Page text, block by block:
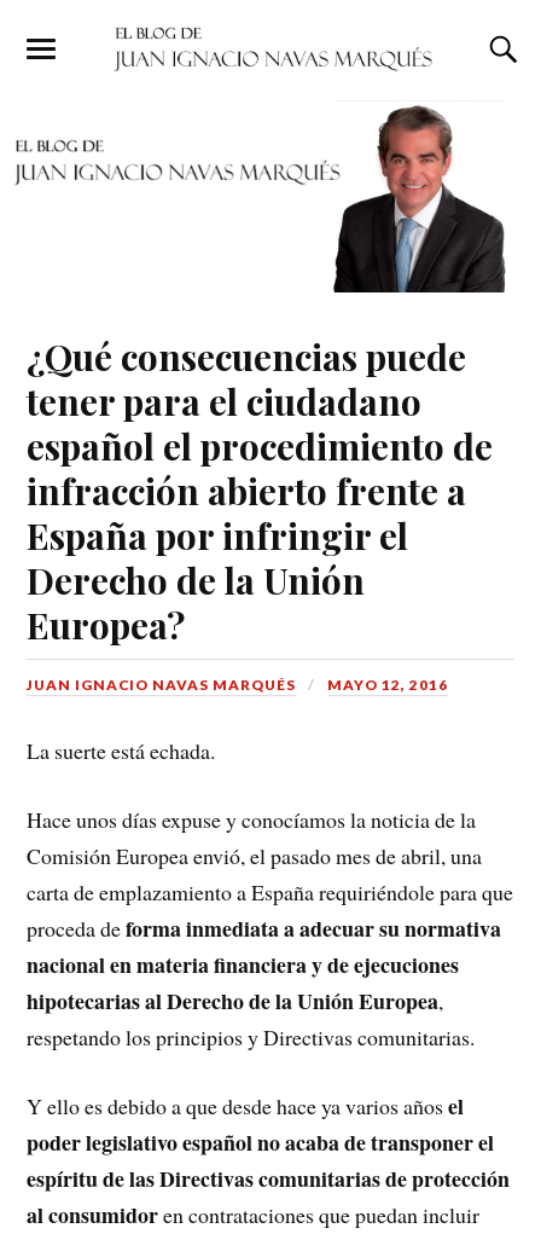
¿Qué consecuencias puede
tener para el ciudadano
español el procedimiento de
infracción abierto frente a
España por infringir el
Derecho de la Unión
Europea?
JUAN IGNACIO NAVAS MARQUÉS MAYO 12, 2016
La suerte está echada.
Hace unos días expuse y conocíamos la noticia de la
Comisión Europea envió, el pasado mes de abril, una
carta de emplazamiento a España requiriéndole para que
proceda deforma inmediata a adecuar su normativa
nacional en materia financiera y de ejecuciones
hipotecarias al Derecho de la Unión Europea,
respetando los principios y Directivas comunitarias.
Y ello es debido a que desde hace ya varios añosel
poder legislativo español no acaba de transponer el
espíritu de las Directivas comunitarias de protección
al consumidoren contrataciones que puedan incluir